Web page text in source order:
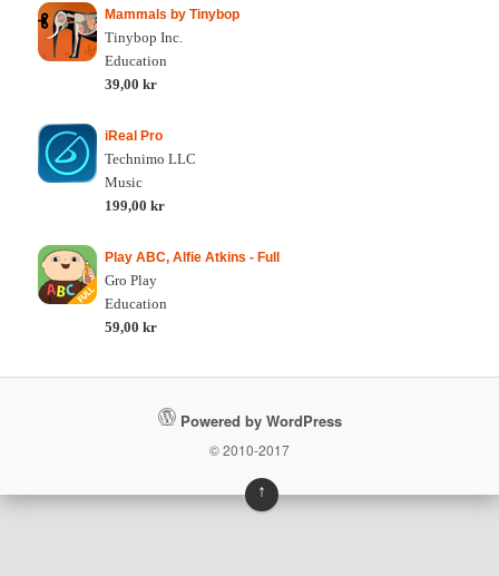
Mammals by Tinybop
Tinybop Inc.
Education
39,00 kr
iReal Pro
Technimo LLC
Music
199,00 kr
Play ABC, Alfie Atkins - Full
Gro Play
Education
59,00 kr
Powered by WordPress
© 2010-2017
↑